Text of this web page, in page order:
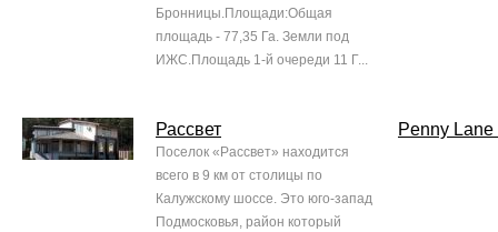
Бронницы.Площади:Общая
площадь - 77,35 Га. Земли под
ИЖС.Площадь 1-й очереди 11 Г...
Рассвет
Поселок «Рассвет» находится
всего в 9 км от столицы по
Калужскому шоссе. Это юго-запад
Подмосковья, район который
Penny